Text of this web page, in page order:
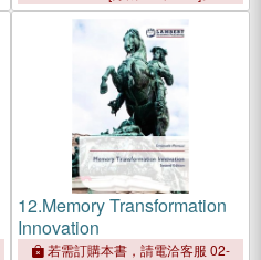
12.Memory Transformation
Innovation
若需訂購本書，請電洽客服 02-